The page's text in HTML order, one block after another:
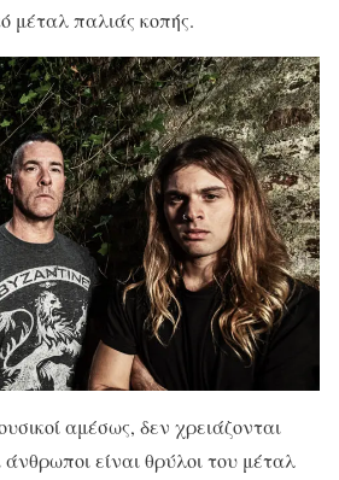
μέταλ παλιάς κοπής.
αμέσως, δεν χρειάζονται
είναι θρύλοι του μέταλ